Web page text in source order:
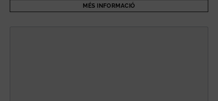
MÉS INFORMACIÓ